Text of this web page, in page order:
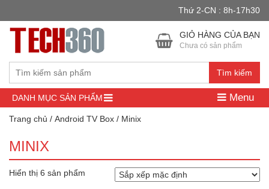
Thứ 2-CN : 8h-17h30
Tìm kiếm
GIỎ HÀNG CỦA BẠN
Chưa có sản phẩm
DANH MỤC SẢN PHẨM Menu
Trang chủ / Android TV Box / Minix
MINIX
Hiển thị 6 sản phẩm